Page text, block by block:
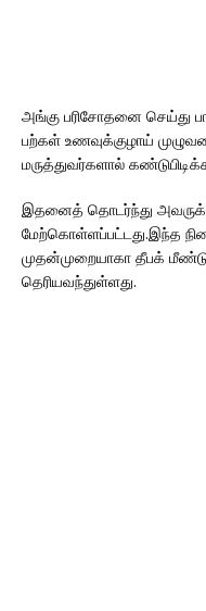
அங்கு பரிசோதனை செய்து
பற்கள் உணவுக்குழாய்
மருத்துவர்களால்
இதனைத் தொடர்ந்து
மேற்கொள்ளப்பட்டது.இந்த
முதன்முறையாகா தீபக்
தெரியவந்துள்ளது.